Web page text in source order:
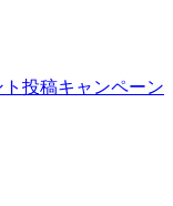
ト投稿キャンペーン